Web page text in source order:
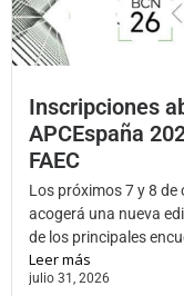
Inscripciones
APCEspaña
FAEC
Los próximos 7 y 8 de
acogerá una nueva
de los principales
Leer más
julio 31, 2026